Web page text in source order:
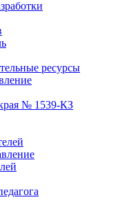
ресурсы
№ 1539-КЗ